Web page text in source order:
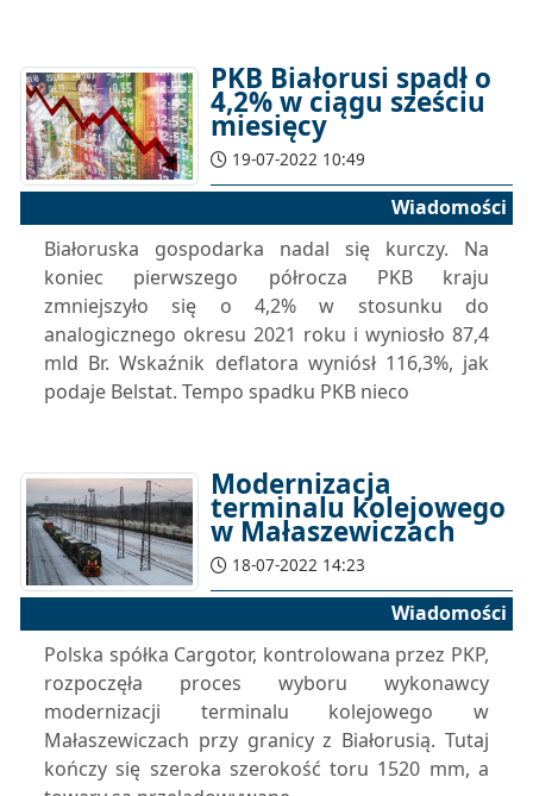
PKB Białorusi spadł o
4,2% w ciągu sześciu
miesięcy
19-07-2022 10:49
Wiadomości
Białoruska gospodarka nadal się kurczy. Na
koniec pierwszego półrocza PKB kraju
zmniejszyło się o 4,2% w stosunku do
analogicznego okresu 2021 roku i wyniosło 87,4
mld Br. Wskaźnik deflatora wyniósł 116,3%, jak
podaje Belstat. Tempo spadku PKB nieco
Modernizacja
terminalu kolejowego
w Małaszewiczach
18-07-2022 14:23
Wiadomości
Polska spółka Cargotor, kontrolowana przez PKP,
rozpoczęła proces wyboru wykonawcy
modernizacji terminalu kolejowego w
Małaszewiczach przy granicy z Białorusią. Tutaj
kończy się szeroka szerokość toru 1520 mm, a